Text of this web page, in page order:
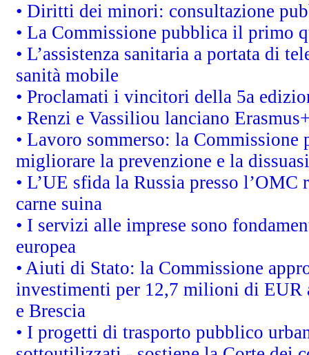
• Diritti dei minori: consultazione
• La Commissione pubblica il primo
• L’assistenza sanitaria a portata di
sanità mobile
• Proclamati i vincitori della 5a
• Renzi e Vassiliou lanciano
• Lavoro sommerso: la
migliorare la prevenzione e la
• L’UE sfida la Russia presso
carne suina
• I servizi alle imprese sono
europea
• Aiuti di Stato: la Commissione
investimenti per 12,7 milioni di EUR
e Brescia
• I progetti di trasporto pubblico